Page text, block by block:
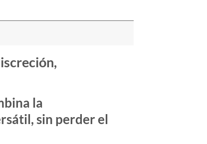
la
sin perder el